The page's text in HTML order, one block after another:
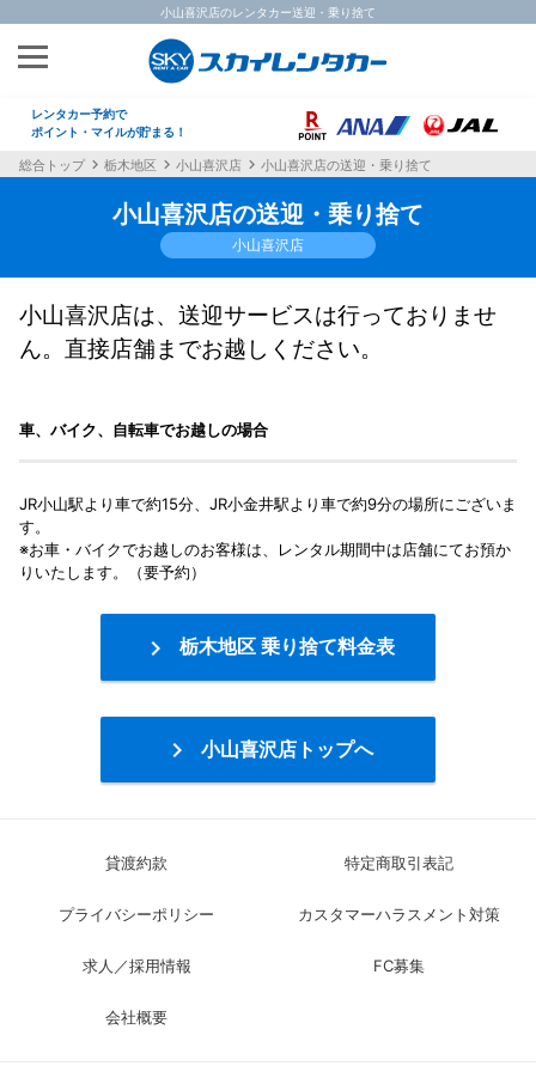
小山喜沢店のレンタカー送迎・乗り捨て
レンタカー予約で
ポイント・マイルが貯まる！
総合トップ 栃木地区 小山喜沢店 小山喜沢店の送迎・乗り捨て
小山喜沢店の送迎・乗り捨て
小山喜沢店
小山喜沢店は、送迎サービスは行っておりませ
ん。直接店舗までお越しください。
車、バイク、自転車でお越しの場合
JR小山駅より車で約15分、JR小金井駅より車で約9分の場所にございま
す。
※お車・バイクでお越しのお客様は、レンタル期間中は店舗にてお預か
りいたします。（要予約）
 栃木地区 乗り捨て料金表
 小山喜沢店トップへ
貸渡約款 特定商取引表記
プライバシーポリシー カスタマーハラスメント対策
求人／採用情報 FC募集
会社概要